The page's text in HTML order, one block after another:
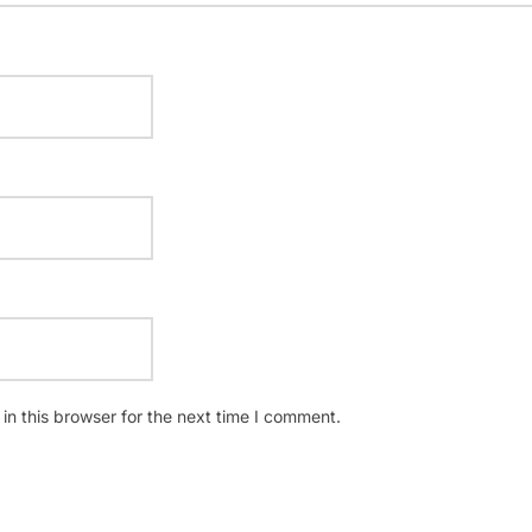
this browser for the next time I comment.